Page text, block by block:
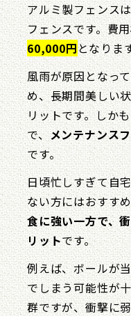
アルミ製フェンス
フェンスです。費
60,000円となりま
風雨が原因となっ
め、長期間美しい
リットです。しか
で、メンテナンス
です。
日頃忙しすぎて自
ない方にはおすす
食に強い一方で、
リットです。
例えば、ボールが
でしまう可能性が
群ですが、衝撃に